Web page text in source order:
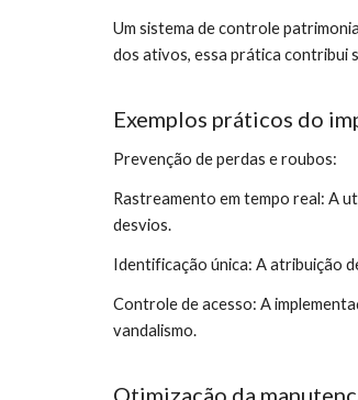
Um sistema de controle
dos ativos, essa prática contribui
Exemplos práticos do
Prevenção de perdas e roubos:
Rastreamento em tempo real: A
desvios.
Identificação única: A atribuição
Controle de acesso: A
vandalismo.
Otimização da